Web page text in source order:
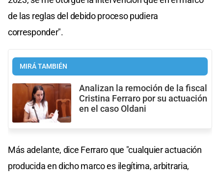
de las reglas del debido proceso pudiera
corresponder".
MIRÁ TAMBIÉN
Analizan la remoción de la fiscal
Cristina Ferraro por su actuación
en el caso Oldani
Más adelante, dice Ferraro que "cualquier actuación
producida en dicho marco es ilegítima, arbitraria,